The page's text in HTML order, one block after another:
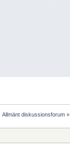
Allmänt diskussionsforum»